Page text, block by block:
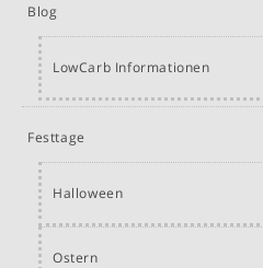
Blog
LowCarb Informationen
Festtage
Halloween
Ostern